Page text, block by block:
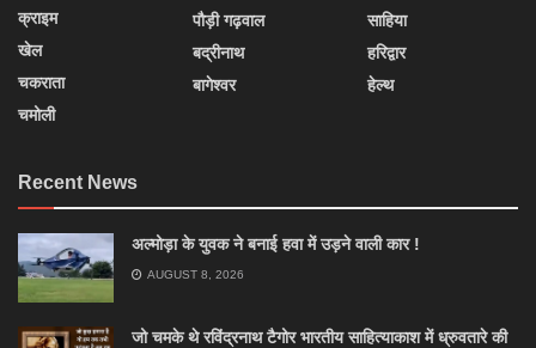
क्राइम
खेल
चकराता
चमोली
पौड़ी गढ़वाल
बद्रीनाथ
बागेश्वर
साहिया
हरिद्वार
हेल्थ
Recent News
अल्मोड़ा के युवक ने बनाई हवा में उड़ने वाली कार !
AUGUST 8, 2026
जो चमके थे रविंद्रनाथ टैगोर भारतीय साहित्याकाश में ध्रुवतारे की